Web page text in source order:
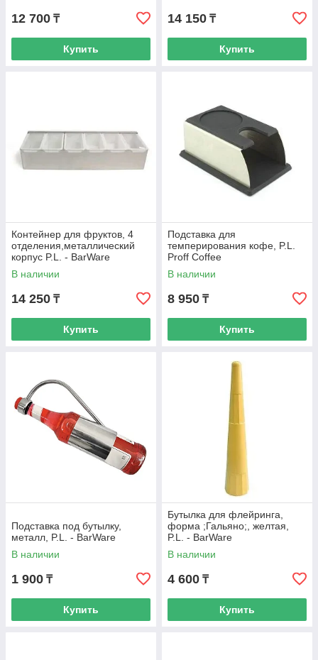
12 700 ₸
Купить
14 150 ₸
Купить
Контейнер для фруктов, 4
отделения,металлический
корпус P.L. - BarWare
В наличии
14 250 ₸
Купить
Подставка для
темперирования кофе, P.L.
Proff Coffee
В наличии
8 950 ₸
Купить
Подставка под бутылку,
металл, P.L. - BarWare
В наличии
1 900 ₸
Купить
Бутылка для флейринга,
форма ;Гальяно;, желтая,
P.L. - BarWare
В наличии
4 600 ₸
Купить